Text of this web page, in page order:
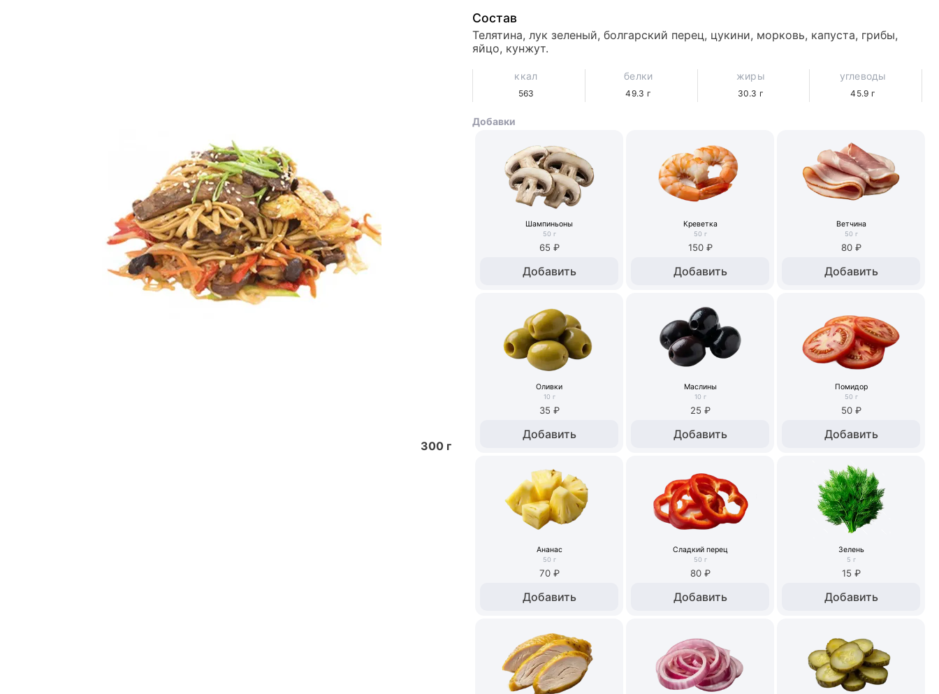
300 г
Состав
Телятина, лук зеленый, болгарский перец, цукини, морковь, капуста, грибы,
яйцо, кунжут.
ккал
563
белки
49.3 г
жиры
30.3 г
углеводы
45.9 г
Добавки
Шампиньоны
50 г
65 ₽
Добавить
Креветка
50 г
150 ₽
Добавить
Ветчина
50 г
80 ₽
Добавить
Оливки
10 г
35 ₽
Добавить
Маслины
10 г
25 ₽
Добавить
Помидор
50 г
50 ₽
Добавить
Ананас
50 г
70 ₽
Добавить
Сладкий перец
50 г
80 ₽
Добавить
Зелень
5 г
15 ₽
Добавить